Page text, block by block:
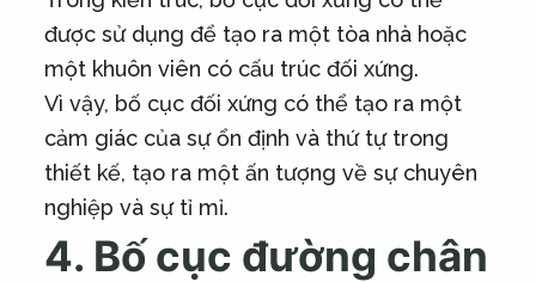
được sử dụng để tạo ra một tòa nhà hoặc
một khuôn viên có cấu trúc đối xứng.
Vì vậy, bố cục đối xứng có thể tạo ra một
cảm giác của sự ổn định và thứ tự trong
thiết kế, tạo ra một ấn tượng về sự chuyên
nghiệp và sự tỉ mỉ.
4. Bố cục đường chân